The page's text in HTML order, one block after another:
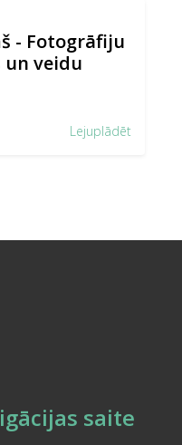
- Fotogrāfiju
un veidu
Lejuplādēt
saite